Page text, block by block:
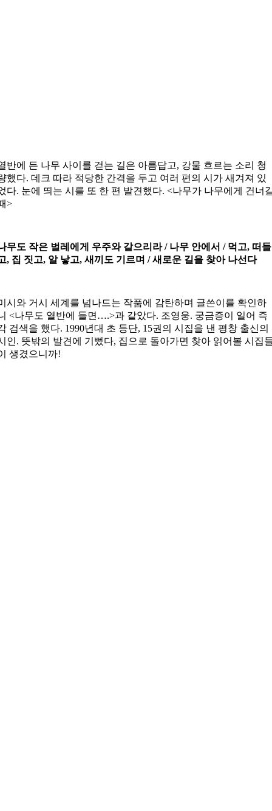
반에 든 나무 사이를 걷는 길은 아름답고, 강물 흐르는 소리 청
했다. 데크 따라 적당한 간격을 두고 여러 편의 시가 새겨져 있
다. 눈에 띄는 시를 또 한 편 발견했다. <나무가 나무에게 건너
>
무도 작은 벌레에게 우주와 같으리라 / 나무 안에서 / 먹고, 떠들
, 집 짓고, 알 낳고, 새끼도 기르며 / 새로운 길을 찾아 나선다
시와 거시 세계를 넘나드는 작품에 감탄하며 글쓴이를 확인하
<나무도 열반에 들면….>과 같았다. 조영웅. 궁금증이 일어 즉
검색을 했다. 1990년대 초 등단, 15권의 시집을 낸 평창 출신의
인. 뜻밖의 발견에 기뻤다, 집으로 돌아가면 찾아 읽어볼 시집
생겼으니까!